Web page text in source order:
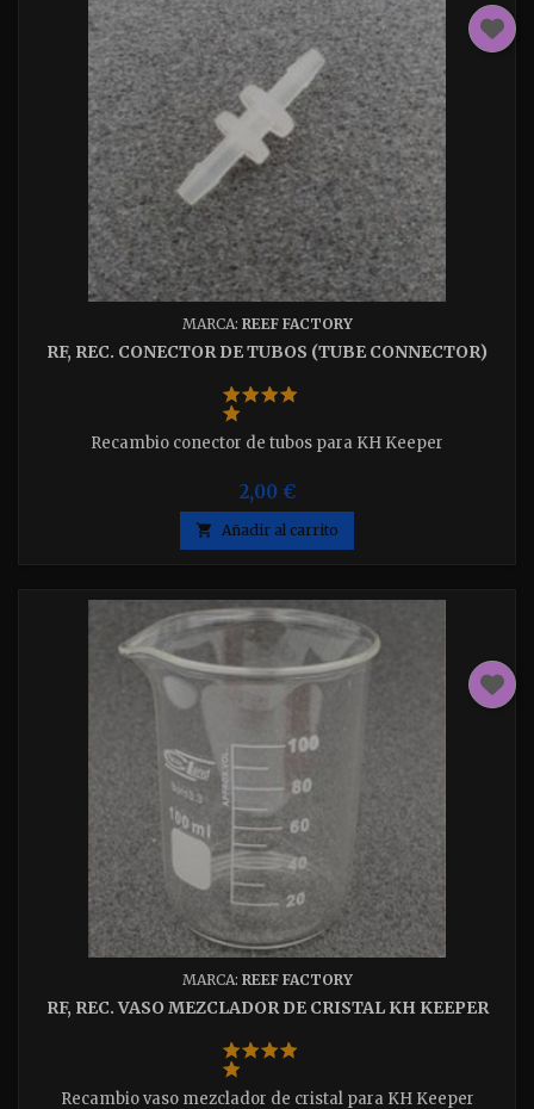
MARCA: REEF FACTORY
RF, REC. CONECTOR DE TUBOS (TUBE CONNECTOR)
Recambio conector de tubos para KH Keeper
2,00 €
 Añadir al carrito
MARCA: REEF FACTORY
RF, REC. VASO MEZCLADOR DE CRISTAL KH KEEPER
Recambio vaso mezclador de cristal para KH Keeper